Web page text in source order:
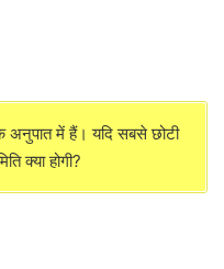
में हैं। यदि सबसे छोटी
क्या होगी?